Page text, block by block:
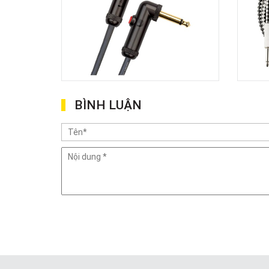
BÌNH LUẬN